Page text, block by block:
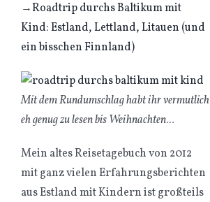
→Roadtrip durchs Baltikum mit
Kind: Estland, Lettland, Litauen (und
ein bisschen Finnland)
Mit dem Rundumschlag habt ihr vermutlich
eh genug zu lesen bis Weihnachten…
Mein altes Reisetagebuch von 2012
mit ganz vielen Erfahrungsberichten
aus Estland mit Kindern ist großteils